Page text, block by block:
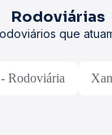
Rodoviárias
que
Rodoviária